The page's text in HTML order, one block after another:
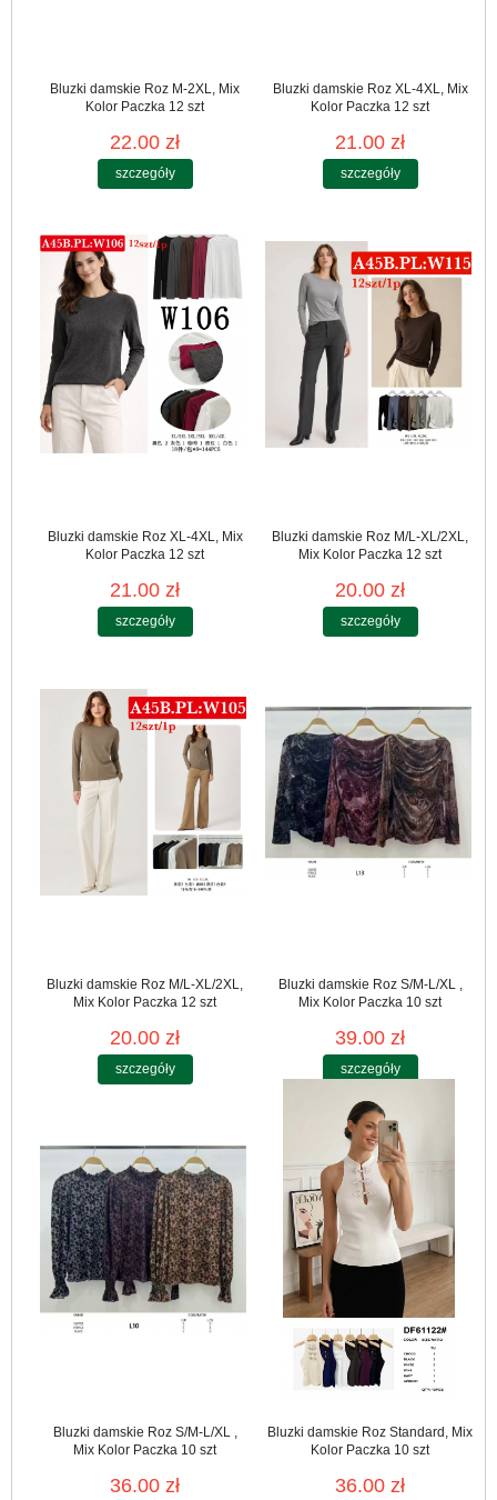
Bluzki damskie Roz M-2XL, Mix
Kolor Paczka 12 szt
22.00 zł
szczegóły
Bluzki damskie Roz XL-4XL, Mix
Kolor Paczka 12 szt
21.00 zł
szczegóły
Bluzki damskie Roz XL-4XL, Mix
Kolor Paczka 12 szt
21.00 zł
szczegóły
Bluzki damskie Roz M/L-XL/2XL,
Mix Kolor Paczka 12 szt
20.00 zł
szczegóły
Bluzki damskie Roz M/L-XL/2XL,
Mix Kolor Paczka 12 szt
20.00 zł
szczegóły
Bluzki damskie Roz S/M-L/XL ,
Mix Kolor Paczka 10 szt
39.00 zł
szczegóły
Bluzki damskie Roz S/M-L/XL ,
Mix Kolor Paczka 10 szt
36.00 zł
Bluzki damskie Roz Standard, Mix
Kolor Paczka 10 szt
36.00 zł